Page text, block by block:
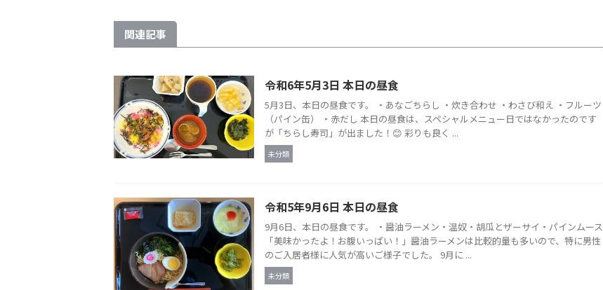
関連記事
令和6年5月3日 本日の昼食
5月3日、本日の昼食です。 ・あなごちらし ・炊き合わせ ・わさび和え ・フルーツ
（パイン缶） ・赤だし 本日の昼食は、スペシャルメニュー日ではなかったのです
が「ちらし寿司」が出ました！😊 彩りも良く ...
未分類
令和5年9月6日 本日の昼食
9月6日、本日の昼食です。 ・醤油ラーメン・温奴・胡瓜とザーサイ・パインムース
「美味かったよ！お腹いっぱい！」醤油ラーメンは比較的量も多いので、特に男性
のご入居者様に人気が高いご様子でした。 9月に ...
未分類